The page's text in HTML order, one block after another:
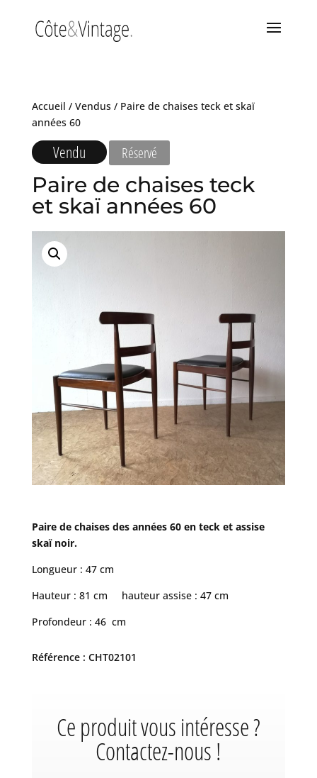
Accueil / Vendus/ Paire de chaises teck et skaï
années 60
Vendu Réservé
Paire de chaises teck
et skaï années 60
Paire de chaises des années 60 en teck et assise
skaï noir.
Longueur : 47 cm
Hauteur : 81 cm hauteur assise : 47 cm
Profondeur : 46 cm
Référence : CHT02101
Ce produit vous intéresse ?
Contactez-nous !